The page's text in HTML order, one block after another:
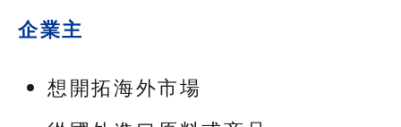
企業主
想開拓海外市場